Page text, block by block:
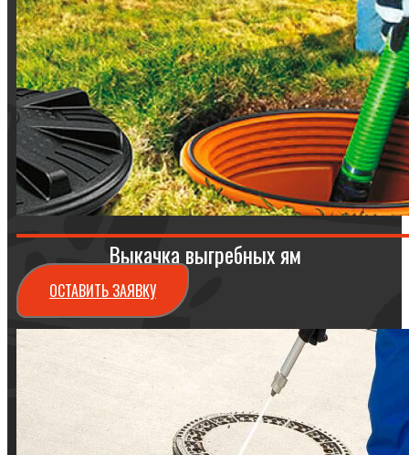
Выкачка выгребных ям
ОСТАВИТЬ ЗАЯВКУ